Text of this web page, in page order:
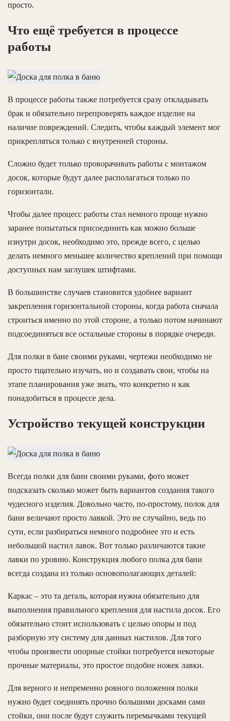
просто.
Что ещё требуется в процессе
работы
В процессе работы также потребуется сразу откладывать
брак и обязательно перепроверять каждое изделие на
наличие повреждений. Следить, чтобы каждый элемент мог
прикрепляться только с внутренней стороны.
Сложно будет только проворачивать работы с монтажом
досок, которые будут далее располагаться только по
горизонтали.
Чтобы далее процесс работы стал немного проще нужно
заранее попытаться присоединить как можно больше
изнутри досок, необходимо это, прежде всего, с целью
делать немного меньшее количество креплений при помощи
доступных нам заглушек штифтами.
В большинстве случаев становится удобнее вариант
закрепления горизонтальной стороны, когда работа сначала
строиться именно по этой стороне, а только потом начинают
подсоединяться все остальные стороны в порядке очереди.
Для полки в бане своими руками, чертежи необходимо не
просто тщательно изучать, но и создавать свои, чтобы на
этапе планирования уже знать, что конкретно и как
понадобиться в процессе дела.
Устройство текущей конструкции
Всегда полки для бани своими руками, фото может
подсказать сколько может быть вариантов создания такого
чудесного изделия. Довольно часто, по-простому, полок для
бани величают просто лавкой. Это не случайно, ведь по
сути, если разбираться немного подробнее это и есть
небольшой настил лавок. Вот только различаются такие
лавки по уровню. Конструкция любого полка для бани
всегда создана из только основополагающих деталей:
Каркас – это та деталь, которая нужна обязательно для
выполнения правильного крепления для настила досок. Его
обязательно стоит использовать с целью опоры и под
разборную эту систему для данных настилов. Для того
чтобы произвести опорные стойки потребуется некоторые
прочные материалы, это простое подобие ножек лавки.
Для верного и непременно ровного положения полки
нужно будет соединять прочно большими досками сами
стойки, они после будут служить перемычками текущей